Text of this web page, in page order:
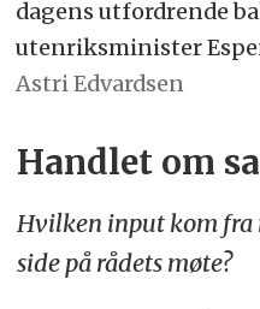
dagens utfordrende
utenriksminister
Astri Edvardsen
Handlet om
Hvilken input kom fra
side på rådets møte?